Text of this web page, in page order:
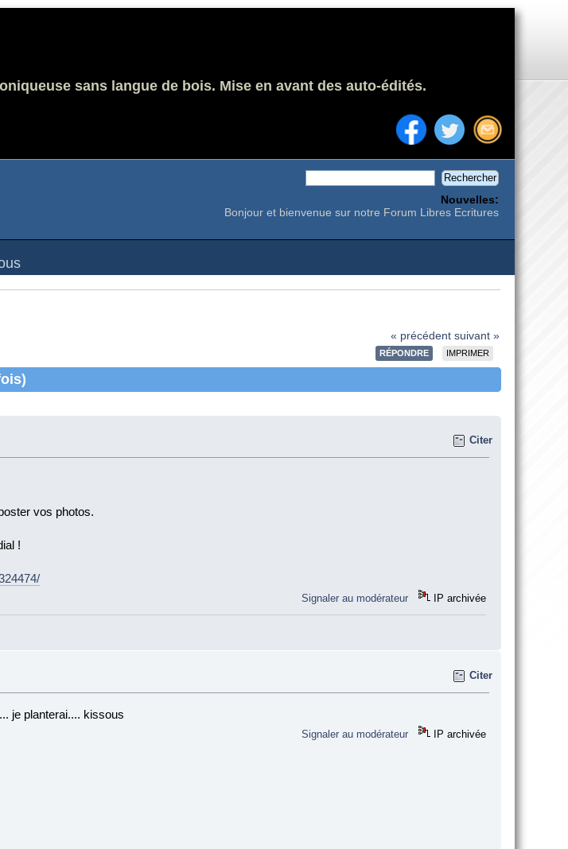
sans langue de bois. Mise en avant des auto-édités.
Nouvelles:
Bonjour et bienvenue sur notre Forum Libres Ecritures
« précédent suivant »
RÉPONDRE IMPRIMER
Citer
vos photos.
!
Signaler au modérateur IP archivée
Citer
je planterai.... kissous
Signaler au modérateur IP archivée